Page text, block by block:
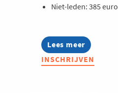
Niet-leden: 385 euro
Lees meer
about
Opleiding:
AI
INSCHRIJVEN